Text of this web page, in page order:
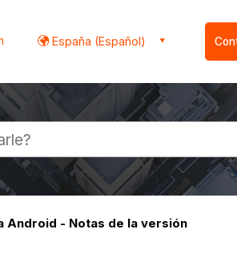
España (Español)
Android - Notas de la versión